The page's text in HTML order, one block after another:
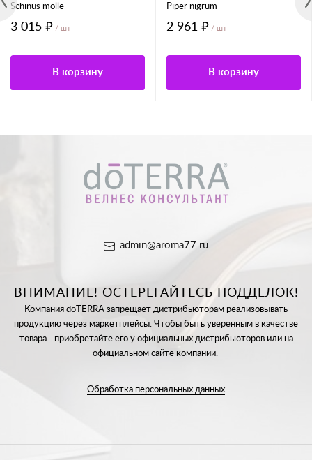
Schinus molle
3 015 ₽ / шт
В корзину
Piper nigrum
2 961 ₽ / шт
В корзину
admin@aroma77.ru
ВНИМАНИЕ! ОСТЕРЕГАЙТЕСЬ ПОДДЕЛОК!
Компания dōTERRA запрещает дистрибьюторам реализовывать
продукцию через маркетплейсы. Чтобы быть уверенным в качестве
товара - приобретайте его у официальных дистрибьюторов или на
официальном сайте компании.
Обработка персональных данных